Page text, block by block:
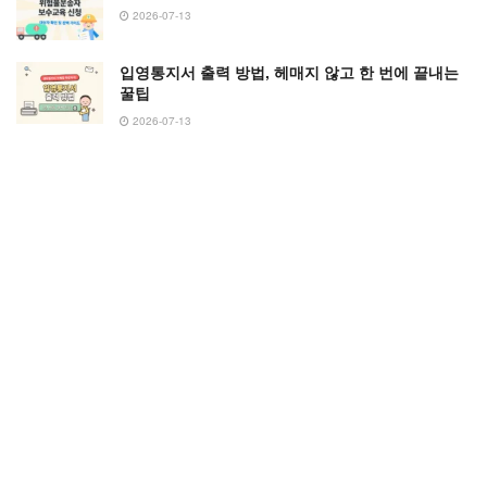
2026-07-13
입영통지서 출력 방법, 헤매지 않고 한 번에 끝내는
꿀팁
2026-07-13